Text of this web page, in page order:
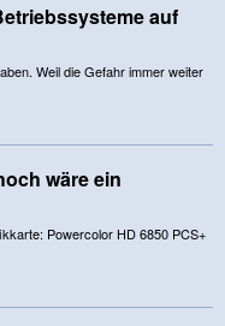
auf
Weil die Gefahr immer weiter
wäre ein
Powercolor HD 6850 PCS+